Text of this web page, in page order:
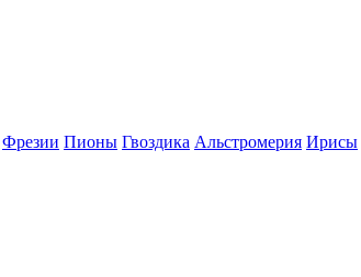
Фрезии Пионы Гвоздика Альстромерия Ирисы